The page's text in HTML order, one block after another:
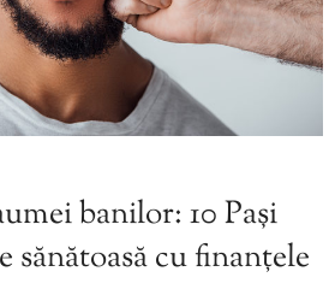
banilor: 10 Pași
sănătoasă cu finanțele